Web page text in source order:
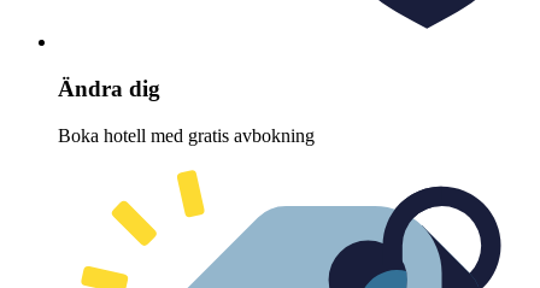
Ändra dig
Boka hotell med gratis avbokning